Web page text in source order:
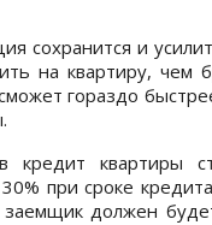
сохранится и
на квартиру, чем
гораздо
кредит квартиры
при сроке
должен